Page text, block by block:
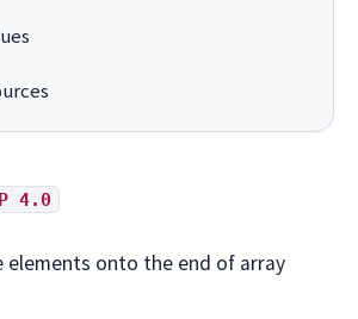
4.0
elements onto the end of array